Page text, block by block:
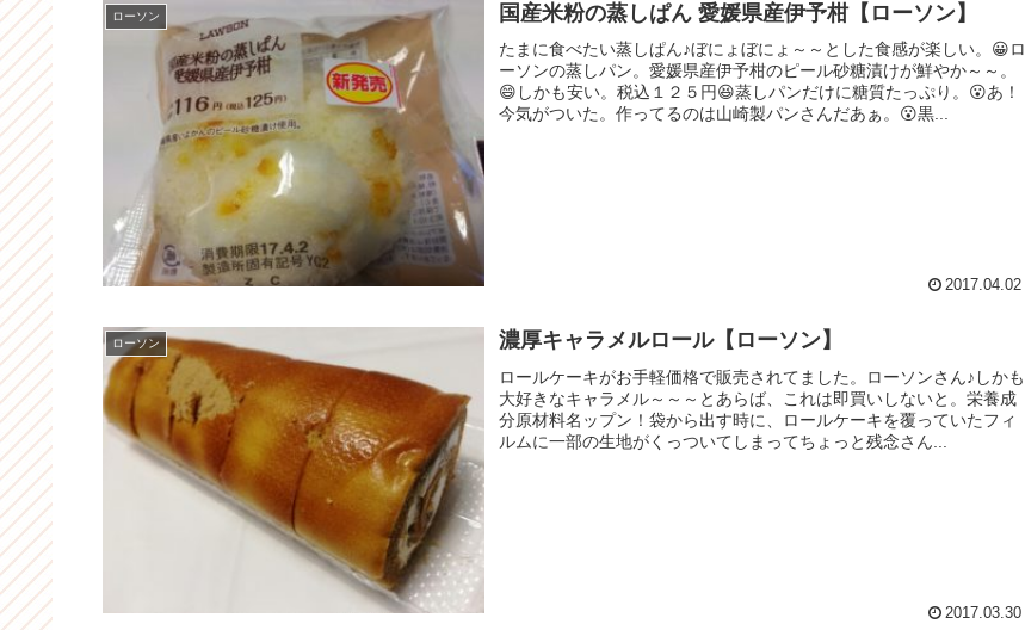
ローソン 国産米粉の蒸しぱん 愛媛県産伊予柑【ローソン】
たまに食べたい蒸しぱん♪ぼにょぼにょ～～とした食感が楽しい。😀ロ
ーソンの蒸しパン。愛媛県産伊予柑のピール砂糖漬けが鮮やか～～。
😄しかも安い。税込１２５円😆蒸しパンだけに糖質たっぷり。😮あ！
今気がついた。作ってるのは山崎製パンさんだあぁ。😮黒...
2017.04.02
ローソン 濃厚キャラメルロール【ローソン】
ロールケーキがお手軽価格で販売されてました。ローソンさん♪しかも
大好きなキャラメル～～～とあらば、これは即買いしないと。栄養成
分原材料名ップン！袋から出す時に、ロールケーキを覆っていたフィ
ルムに一部の生地がくっついてしまってちょっと残念さん...
2017.03.30